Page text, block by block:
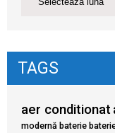
TAGS
aer conditionat
modernă baterie